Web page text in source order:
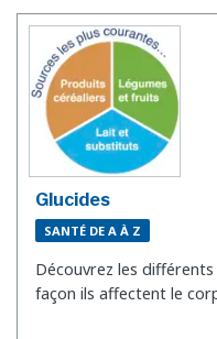
Glucides
SANTÉ DE A À Z
Découvrez les
façon ils affectent le